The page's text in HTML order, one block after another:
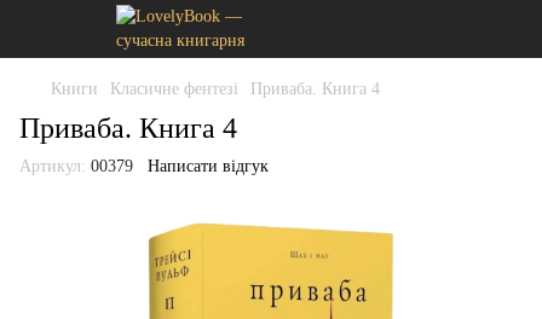
Книги Класичне фентезі Приваба. Книга 4
Приваба. Книга 4
Артикул: 00379 Написати відгук